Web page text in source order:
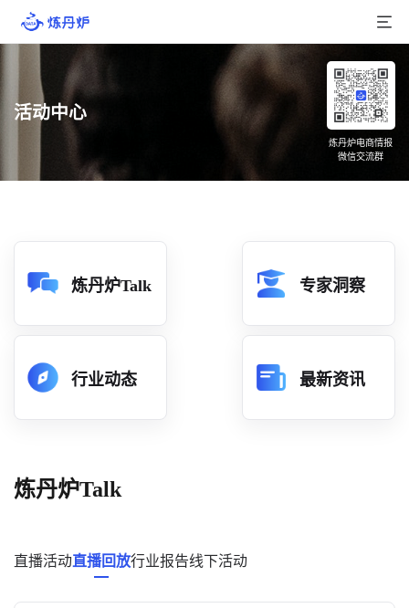
产品介绍
品牌数据
店铺数据
分析
数据中心
消费者说
解决方案
活动中心
炼丹炉电商情报
微信交流群
炼丹炉Talk 专家洞察
行业动态 最新资讯
炼丹炉Talk
直播活动直播回放行业报告线下活动